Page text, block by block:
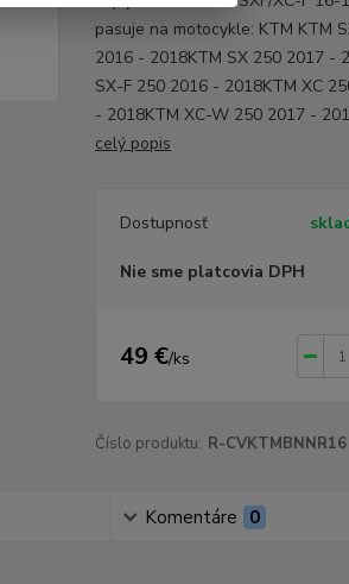
pasuje na motocykle: KTM KTM
2016 - 2018KTM SX 250 2017 -
SX-F 250 2016 - 2018KTM XC
- 2018KTM XC-W 250 2017 -
celý popis
Dostupnosť
Nie sme platcovia DPH
49 €/ks
Číslo produktu: R-CVKTMBNNR16
Komentáre 0